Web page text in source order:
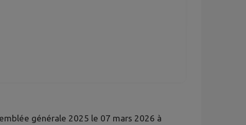
générale 2025 le 07 mars 2026 à